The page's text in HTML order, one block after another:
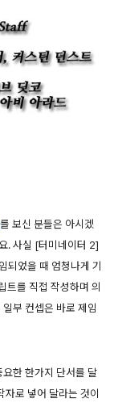
를 보신 분들은 아시겠
. 사실 [터미네이터 2]
되었을 때 엄청나게 기
트를 직접 작성하며 의
부 컨셉은 바로 제임
한 한가지 단서를 달
자로 넣어 달라는 것이